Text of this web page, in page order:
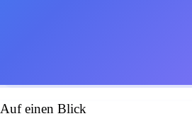
Auf einen Blick